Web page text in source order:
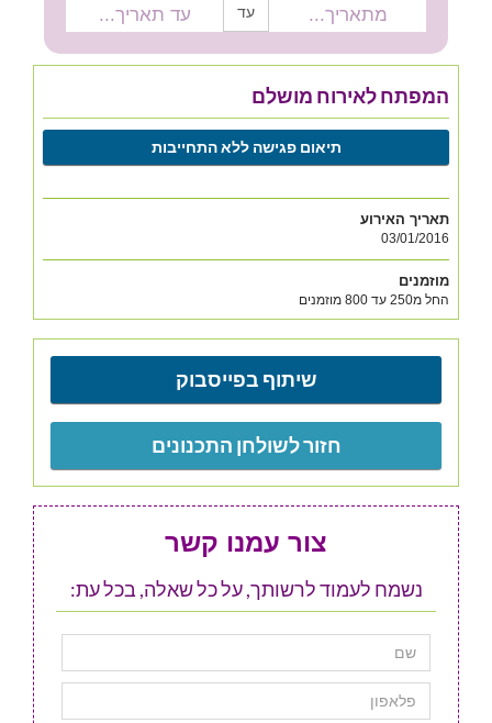
עד
המפתח לאירוח מושלם
תיאום פגישה ללא התחייבות
תאריך האירוע
03/01/2016
מוזמנים
החל מ250 עד 800 מוזמנים
שיתוף בפייסבוק
חזור לשולחן התכנונים
צור עמנו קשר
נשמח לעמוד לרשותך, על כל שאלה, בכל עת: